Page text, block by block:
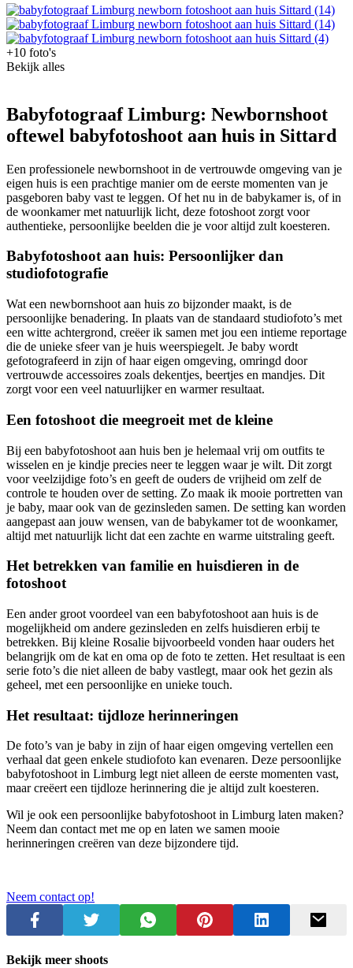
+10 foto's
Bekijk alles
Babyfotograaf Limburg: Newbornshoot
oftewel babyfotoshoot aan huis in Sittard
Een professionele newbornshoot in de vertrouwde omgeving van je
eigen huis is een prachtige manier om de eerste momenten van je
pasgeboren baby vast te leggen. Of het nu in de babykamer is, of in
de woonkamer met natuurlijk licht, deze fotoshoot zorgt voor
authentieke, persoonlijke beelden die je voor altijd zult koesteren.
Babyfotoshoot aan huis: Persoonlijker dan
studiofotografie
Wat een newbornshoot aan huis zo bijzonder maakt, is de
persoonlijke benadering. In plaats van de standaard studiofoto’s met
een witte achtergrond, creëer ik samen met jou een intieme reportage
die de unieke sfeer van je huis weerspiegelt. Je baby wordt
gefotografeerd in zijn of haar eigen omgeving, omringd door
vertrouwde accessoires zoals dekentjes, beertjes en mandjes. Dit
zorgt voor een veel natuurlijker en warmer resultaat.
Een fotoshoot die meegroeit met de kleine
Bij een babyfotoshoot aan huis ben je helemaal vrij om outfits te
wisselen en je kindje precies neer te leggen waar je wilt. Dit zorgt
voor veelzijdige foto’s en geeft de ouders de vrijheid om zelf de
controle te houden over de setting. Zo maak ik mooie portretten van
je baby, maar ook van de gezinsleden samen. De setting kan worden
aangepast aan jouw wensen, van de babykamer tot de woonkamer,
altijd met natuurlijk licht dat een zachte en warme uitstraling geeft.
Het betrekken van familie en huisdieren in de
fotoshoot
Een ander groot voordeel van een babyfotoshoot aan huis is de
mogelijkheid om andere gezinsleden en zelfs huisdieren erbij te
betrekken. Bij kleine Rosalie bijvoorbeeld vonden haar ouders het
belangrijk om de kat en oma op de foto te zetten. Het resultaat is een
serie foto’s die niet alleen de baby vastlegt, maar ook het gezin als
geheel, met een persoonlijke en unieke touch.
Het resultaat: tijdloze herinneringen
De foto’s van je baby in zijn of haar eigen omgeving vertellen een
verhaal dat geen enkele studiofoto kan evenaren. Deze persoonlijke
babyfotoshoot in Limburg legt niet alleen de eerste momenten vast,
maar creëert een tijdloze herinnering die je altijd zult koesteren.
Wil je ook een persoonlijke babyfotoshoot in Limburg laten maken?
Neem dan contact met me op en laten we samen mooie
herinneringen creëren van deze bijzondere tijd.
Neem contact op!
Bekijk meer shoots